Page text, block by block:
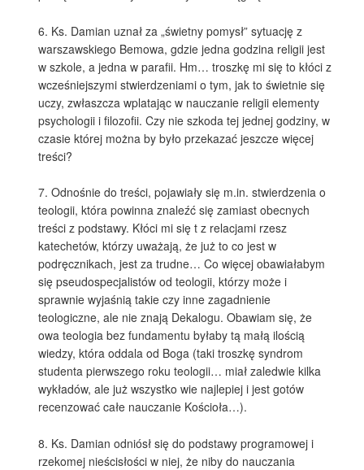
6. Ks. Damian uznał za „świetny pomysł” sytuację z
warszawskiego Bemowa, gdzie jedna godzina religii jest
w szkole, a jedna w parafii. Hm… troszkę mi się to kłóci z
wcześniejszymi stwierdzeniami o tym, jak to świetnie się
uczy, zwłaszcza wplatając w nauczanie religii elementy
psychologii i filozofii. Czy nie szkoda tej jednej godziny, w
czasie której można by było przekazać jeszcze więcej
treści?
7. Odnośnie do treści, pojawiały się m.in. stwierdzenia o
teologii, która powinna znaleźć się zamiast obecnych
treści z podstawy. Kłóci mi się t z relacjami rzesz
katechetów, którzy uważają, że już to co jest w
podręcznikach, jest za trudne… Co więcej obawiałabym
się pseudospecjalistów od teologii, którzy może i
sprawnie wyjaśnią takie czy inne zagadnienie
teologiczne, ale nie znają Dekalogu. Obawiam się, że
owa teologia bez fundamentu byłaby tą małą ilością
wiedzy, która oddala od Boga (taki troszkę syndrom
studenta pierwszego roku teologii… miał zaledwie kilka
wykładów, ale już wszystko wie najlepiej i jest gotów
recenzować całe nauczanie Kościoła…).
8. Ks. Damian odniósł się do podstawy programowej i
rzekomej nieścisłości w niej, że niby do nauczania